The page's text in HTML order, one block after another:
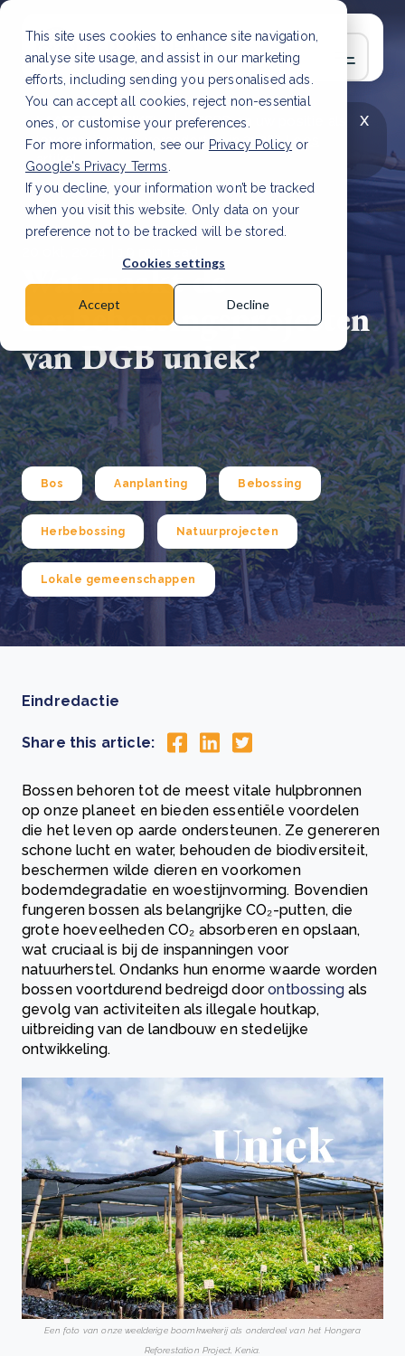
This site uses cookies to enhance site navigation,
analyse site usage, and assist in our marketing
efforts, including sending you personalised ads.
You can accept all cookies, reject non-essential
ones, or customise your preferences.
For more information, see our Privacy Policy or
Google's Privacy Terms
If you decline, your information won’t be tracked
when you visit this website. Only data on your
preference not to be tracked will be stored.
Cookies settings
Accept Decline
x
LAATSTE ARTIKEL
CSRD en uw positie als
leverancier: wat verandert er in 2026?Lees
artikel
Wat maakt de
herbebossingsprojecten
van DGB uniek?
Bos Aanplanting Bebossing
Herbebossing Natuurprojecten
Lokale gemeenschappen
Eindredactie
Share this article:
Bossen behoren tot de meest vitale hulpbronnen
op onze planeet en bieden essentiële voordelen
die het leven op aarde ondersteunen. Ze genereren
schone lucht en water, behouden de biodiversiteit,
beschermen wilde dieren en voorkomen
bodemdegradatie en woestijnvorming. Bovendien
fungeren bossen als belangrijke CO₂-putten, die
grote hoeveelheden CO₂ absorberen en opslaan,
wat cruciaal is bij de inspanningen voor
natuurherstel. Ondanks hun enorme waarde worden
bossen voortdurend bedreigd doorontbossingals
gevolg van activiteiten als illegale houtkap,
uitbreiding van de landbouw en stedelijke
ontwikkeling.
Een foto van onze weelderige boomkwekerij als onderdeel van het Hongera
Reforestation Project, Kenia.